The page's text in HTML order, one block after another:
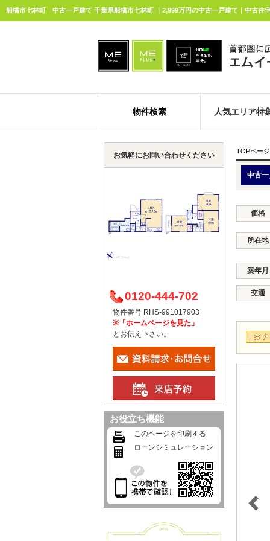
船橋市七林町 中古一戸建て 千葉県船橋市七林町 ｜2,999万円の中古一戸建て｜中古住
物件検索 人気エリア特
TOPページ
中古
価格
所在地
築年月
交通
お気軽にお問い合わせください
0120-444-702
物件番号 RHS-991017903
※「ホームページを見た」
とお伝え下さい。
お役立ち機能
このページを印刷する
ローンシミュレーション